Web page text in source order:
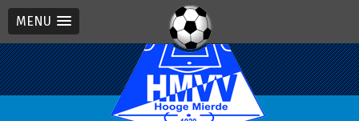
MENU
Spring
naar
de
Door
naar
de
Spring
naar
de